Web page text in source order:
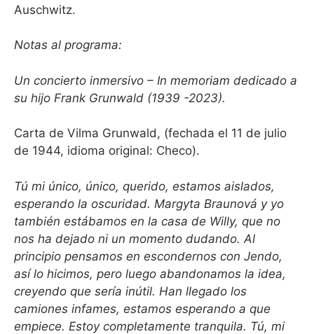
Auschwitz.
Notas al programa:
Un concierto inmersivo – In memoriam dedicado a
su hijo Frank Grunwald (1939 -2023).
Carta de Vilma Grunwald, (fechada el 11 de julio
de 1944, idioma original: Checo).
Tú mi único, único, querido, estamos aislados,
esperando la oscuridad. Margyta Braunová y yo
también estábamos en la casa de Willy, que no
nos ha dejado ni un momento dudando. Al
principio pensamos en escondernos con Jendo,
así lo hicimos, pero luego abandonamos la idea,
creyendo que sería inútil. Han llegado los
camiones infames, estamos esperando a que
empiece. Estoy completamente tranquila. Tú, mi